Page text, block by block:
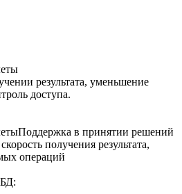
результата, уменьшение
доступа.
в принятии решений
получения результата,
операций